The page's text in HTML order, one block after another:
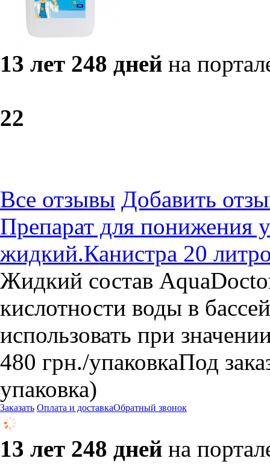
13 лет 248 дней на
22
Все отзывы Добавить
Препарат для понижения
жидкий.Канистра 20
Жидкий состав
кислотности воды в
использовать при
480 грн./упаковкаПод
упаковка)
Заказать Оплата и доставкаОбратный звонок
13 лет 248 дней на